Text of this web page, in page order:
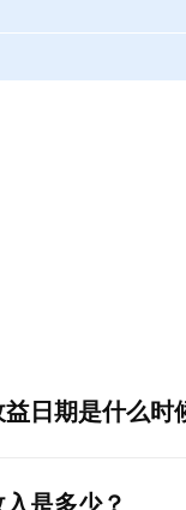
日期是什么时
是多少？